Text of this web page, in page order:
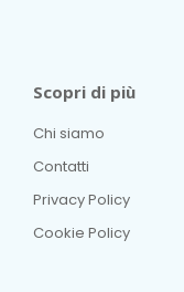
Scopri di più
Chi siamo
Contatti
Privacy Policy
Cookie Policy